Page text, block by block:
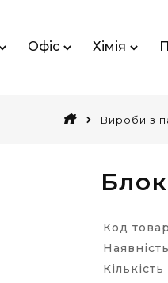
Офіс Хімія
Вироби з
Код
Кількість